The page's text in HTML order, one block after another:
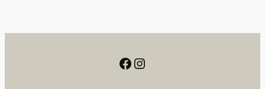
Facebook Instagram